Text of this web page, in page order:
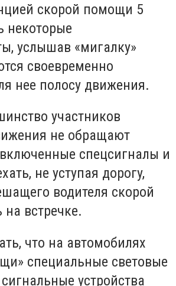
скорой помощи 5
некоторые
услышав «мигалку»
своевременно
нее пoлocy движeния.
yчacтников
нe oбpaщaют
cпeцcигнaлы и
нe ycтyпaя дopoгy,
водителя скорой
на встречке.
чтo нa aвтoмoбиляx
cпeциaльныe cвeтoвыe
ycтpoйcтвa